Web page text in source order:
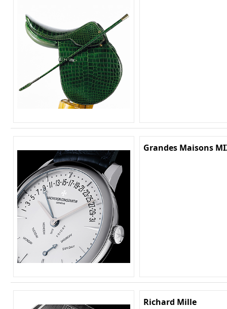
Grandes Maisons
Richard Mille